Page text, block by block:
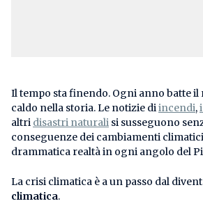
Il tempo sta finendo. Ogni anno batte
caldo nella storia. Le notizie diincendi,
altri disastri naturali si susseguono
conseguenze dei cambiamenti
drammatica realtà in ogni angolo del
La crisi climatica è a un passo dal
climatica.